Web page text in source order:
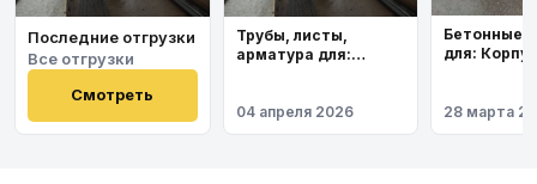
Последние отгрузки
Все отгрузки
Смотреть
Трубы, листы,
арматура для:
04 апреля 2026
Бетонные
для:
28 марта